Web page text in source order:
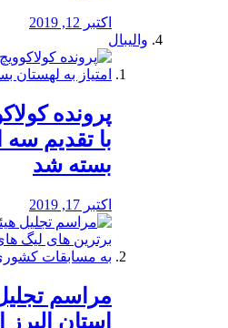
اکتبر 12, 2019
والیبال
پرونده
با تقدیم سه
بسته شد
اکتبر 17, 2019
مراسم
استان